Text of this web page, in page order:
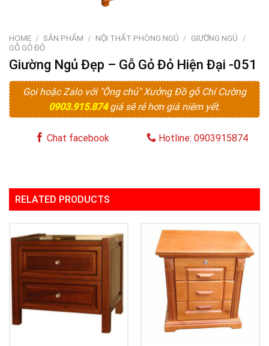
HOME / SẢN PHẨM / NỘI THẤT PHÒNG NGỦ / GIƯỜNG NGỦ
/
GỖ GỎ ĐỎ
Giường Ngủ Đẹp – Gỗ Gỏ Đỏ Hiện Đại -051
Gọi hoặc Zalo với "Ông chủ" Xưởng Đồ gỗ Chí Cường
0903.915.874giá sẽ rẻ hơn giá niêm yết.
Chat facebook Hotline: 0903915874
RELATED PRODUCTS